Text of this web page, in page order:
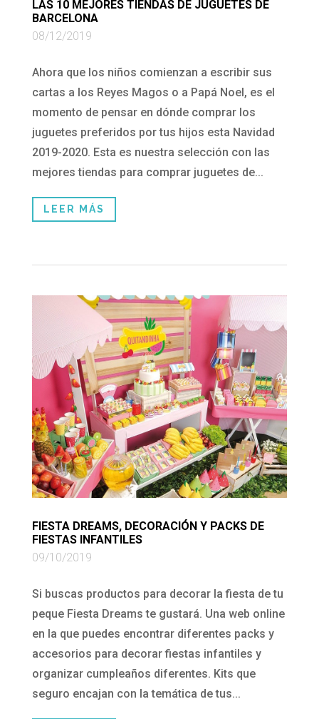
LAS 10 MEJORES TIENDAS DE JUGUETES DE
BARCELONA
08/12/2019
Ahora que los niños comienzan a escribir sus
cartas a los Reyes Magos o a Papá Noel, es el
momento de pensar en dónde comprar los
juguetes preferidos por tus hijos esta Navidad
2019-2020. Esta es nuestra selección con las
mejores tiendas para comprar juguetes de...
LEER MÁS
FIESTA DREAMS, DECORACIÓN Y PACKS DE
FIESTAS INFANTILES
09/10/2019
Si buscas productos para decorar la fiesta de tu
peque Fiesta Dreams te gustará. Una web online
en la que puedes encontrar diferentes packs y
accesorios para decorar fiestas infantiles y
organizar cumpleaños diferentes. Kits que
seguro encajan con la temática de tus...